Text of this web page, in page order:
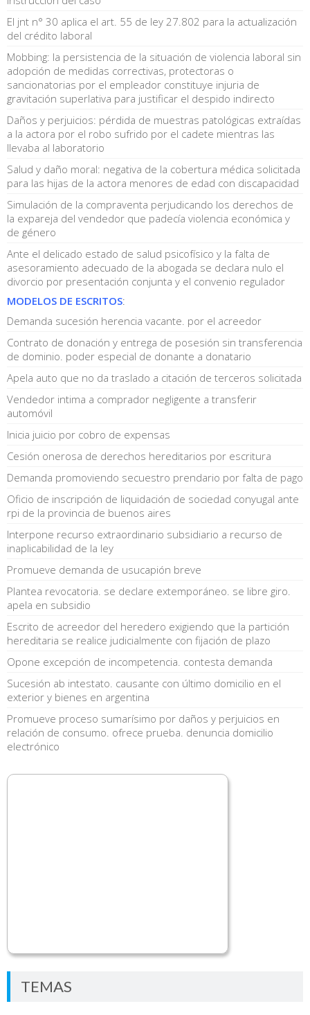
El jnt n° 30 aplica el art. 55 de ley 27.802 para la actualización
del crédito laboral
Mobbing: la persistencia de la situación de violencia laboral sin
adopción de medidas correctivas, protectoras o
sancionatorias por el empleador constituye injuria de
gravitación superlativa para justificar el despido indirecto
Daños y perjuicios: pérdida de muestras patológicas extraídas
a la actora por el robo sufrido por el cadete mientras las
llevaba al laboratorio
Salud y daño moral: negativa de la cobertura médica solicitada
para las hijas de la actora menores de edad con discapacidad
Simulación de la compraventa perjudicando los derechos de
la expareja del vendedor que padecía violencia económica y
de género
Ante el delicado estado de salud psicofísico y la falta de
asesoramiento adecuado de la abogada se declara nulo el
divorcio por presentación conjunta y el convenio regulador
MODELOS DE ESCRITOS:
Demanda sucesión herencia vacante. por el acreedor
Contrato de donación y entrega de posesión sin transferencia
de dominio. poder especial de donante a donatario
Apela auto que no da traslado a citación de terceros solicitada
Vendedor intima a comprador negligente a transferir
automóvil
Inicia juicio por cobro de expensas
Cesión onerosa de derechos hereditarios por escritura
Demanda promoviendo secuestro prendario por falta de pago
Oficio de inscripción de liquidación de sociedad conyugal ante
rpi de la provincia de buenos aires
Interpone recurso extraordinario subsidiario a recurso de
inaplicabilidad de la ley
Promueve demanda de usucapión breve
Plantea revocatoria. se declare extemporáneo. se libre giro.
apela en subsidio
Escrito de acreedor del heredero exigiendo que la partición
hereditaria se realice judicialmente con fijación de plazo
Opone excepción de incompetencia. contesta demanda
Sucesión ab intestato. causante con último domicilio en el
exterior y bienes en argentina
Promueve proceso sumarísimo por daños y perjuicios en
relación de consumo. ofrece prueba. denuncia domicilio
electrónico
TEMAS